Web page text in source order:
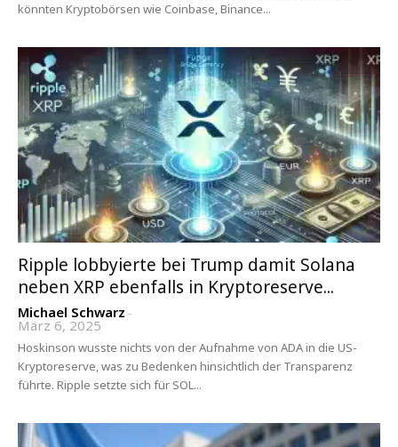
könnten Kryptobörsen wie Coinbase, Binance...
Ripple lobbyierte bei Trump damit Solana
neben XRP ebenfalls in Kryptoreserve...
Michael Schwarz -
März 6, 2025
Hoskinson wusste nichts von der Aufnahme von ADA in die US-
Kryptoreserve, was zu Bedenken hinsichtlich der Transparenz
führte. Ripple setzte sich für SOL...